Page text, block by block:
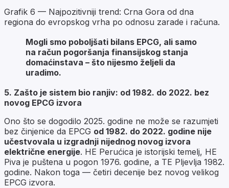
Grafik 6 — Najpozitivniji trend: Crna Gora od dna
regiona do evropskog vrha po odnosu zarade i računa.
Mogli smo poboljšati bilans EPCG, ali samo
na račun pogoršanja finansijskog stanja
domaćinstava – što nijesmo željeli da
uradimo.
5. Zašto je sistem bio ranjiv: od 1982. do 2022. bez
novog EPCG izvora
Ono što se dogodilo 2025. godine ne može se razumjeti
bez činjenice da EPCG od 1982. do 2022. godine nije
učestvovala u izgradnji nijednog novog izvora
električne energije. HE Perućica je istorijski temelj, HE
Piva je puštena u pogon 1976. godine, a TE Pljevlja 1982.
godine. Nakon toga — četiri decenije bez novog velikog
EPCG izvora.